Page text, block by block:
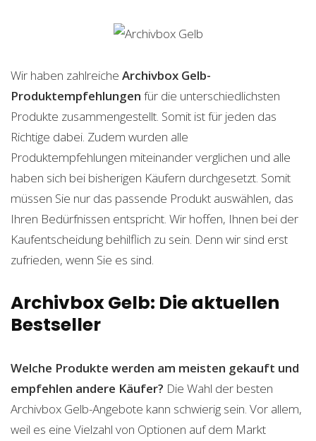
Wir haben zahlreiche Archivbox Gelb-
Produktempfehlungen für die unterschiedlichsten
Produkte zusammengestellt. Somit ist für jeden das
Richtige dabei. Zudem wurden alle
Produktempfehlungen miteinander verglichen und alle
haben sich bei bisherigen Käufern durchgesetzt. Somit
müssen Sie nur das passende Produkt auswählen, das
Ihren Bedürfnissen entspricht. Wir hoffen, Ihnen bei der
Kaufentscheidung behilflich zu sein. Denn wir sind erst
zufrieden, wenn Sie es sind.
Archivbox Gelb: Die aktuellen
Bestseller
Welche Produkte werden am meisten gekauft und
empfehlen andere Käufer? Die Wahl der besten
Archivbox Gelb-Angebote kann schwierig sein. Vor allem,
weil es eine Vielzahl von Optionen auf dem Markt